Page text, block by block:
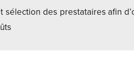
sélection des prestataires afin